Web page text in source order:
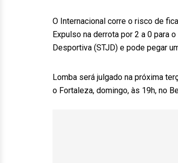
O Internacional corre o risco de
Expulso na derrota por 2 a 0 para
Desportiva (STJD) e pode pegar
Lomba será julgado na próxima
o Fortaleza, domingo, às 19h, no